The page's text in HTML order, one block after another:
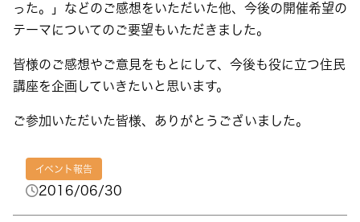
った。」などのご感想をいただいた他、今後の開催希望の
テーマについてのご要望もいただきました。
皆様のご感想やご意見をもとにして、今後も役に立つ住民
講座を企画していきたいと思います。
ご参加いただいた皆様、ありがとうございました。
イベント報告
2016/06/30